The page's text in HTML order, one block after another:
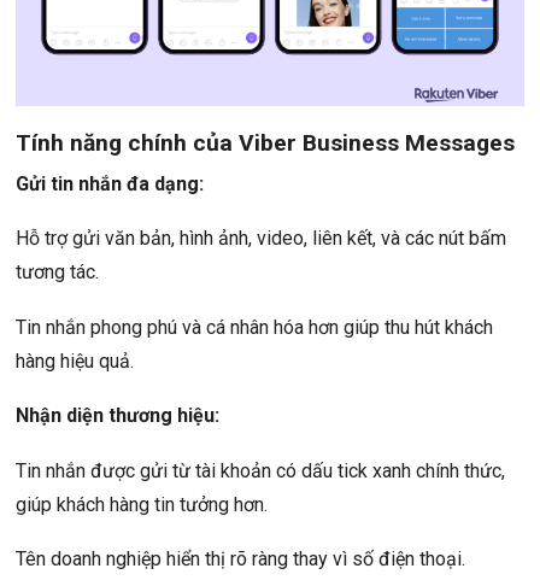
Tính năng chính của Viber Business Messages
Gửi tin nhắn đa dạng:
Hỗ trợ gửi văn bản, hình ảnh, video, liên kết, và các nút bấm
tương tác.
Tin nhắn phong phú và cá nhân hóa hơn giúp thu hút khách
hàng hiệu quả.
Nhận diện thương hiệu:
Tin nhắn được gửi từ tài khoản có dấu tick xanh chính thức,
giúp khách hàng tin tưởng hơn.
Tên doanh nghiệp hiển thị rõ ràng thay vì số điện thoại.